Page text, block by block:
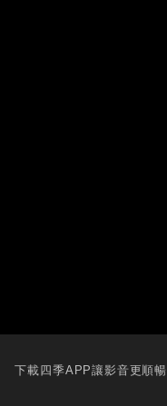
下載四季APP讓影音更順暢